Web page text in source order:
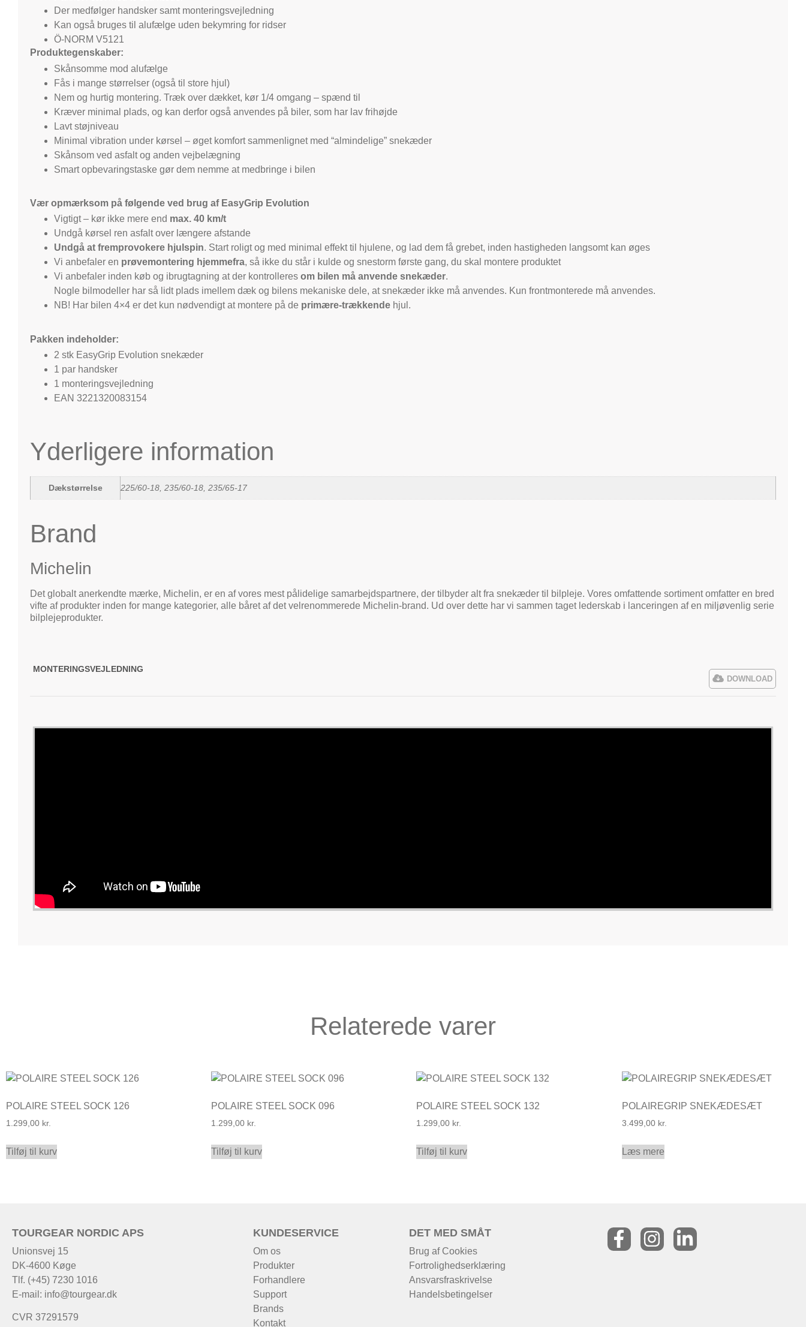
Der medfølger handsker samt monteringsvejledning
Kan også bruges til alufælge uden bekymring for ridser
Ö-NORM V5121
Produktegenskaber:
Skånsomme mod alufælge
Fås i mange størrelser (også til store hjul)
Nem og hurtig montering. Træk over dækket, kør 1/4 omgang – spænd til
Kræver minimal plads, og kan derfor også anvendes på biler, som har lav frihøjde
Lavt støjniveau
Minimal vibration under kørsel – øget komfort sammenlignet med “almindelige” snekæder
Skånsom ved asfalt og anden vejbelægning
Smart opbevaringstaske gør dem nemme at medbringe i bilen
Vær opmærksom på følgende ved brug af EasyGrip Evolution
Vigtigt – kør ikke mere end max. 40 km/t
Undgå kørsel ren asfalt over længere afstande
Undgå at fremprovokere hjulspin. Start roligt og med minimal effekt til hjulene, og lad dem få grebet, inden hastigheden langsomt kan øges
Vi anbefaler en prøvemontering hjemmefra, så ikke du står i kulde og snestorm første gang, du skal montere produktet
Vi anbefaler inden køb og ibrugtagning at der kontrolleres om bilen må anvende snekæder.
Nogle bilmodeller har så lidt plads imellem dæk og bilens mekaniske dele, at snekæder ikke må anvendes. Kun frontmonterede må anvendes.
NB! Har bilen 4×4 er det kun nødvendigt at montere på de primære-trækkende hjul.
Pakken indeholder:
2 stk EasyGrip Evolution snekæder
1 par handsker
1 monteringsvejledning
EAN 3221320083154
Yderligere information
Dækstørrelse 225/60-18, 235/60-18, 235/65-17
Brand
Michelin
Det globalt anerkendte mærke, Michelin, er en af vores mest pålidelige samarbejdspartnere, der tilbyder alt fra snekæder til bilpleje. Vores omfattende sortiment omfatter en bred
vifte af produkter inden for mange kategorier, alle båret af det velrenommerede Michelin-brand. Ud over dette har vi sammen taget lederskab i lanceringen af en miljøvenlig serie
bilplejeprodukter.
MONTERINGSVEJLEDNING
DOWNLOAD
Relaterede varer
POLAIRE STEEL SOCK 126
1.299,00 kr.
Tilføj til kurv
POLAIRE STEEL SOCK 096
1.299,00 kr.
Tilføj til kurv
POLAIRE STEEL SOCK 132
1.299,00 kr.
Tilføj til kurv
POLAIREGRIP SNEKÆDESÆT
3.499,00 kr.
Læs mere
TOURGEAR NORDIC APS
Unionsvej 15
DK-4600 Køge
Tlf. (+45) 7230 1016
E-mail: info@tourgear.dk
CVR 37291579
KUNDESERVICE
Om os
Produkter
Forhandlere
Support
Brands
Kontakt
DET MED SMÅT
Brug af Cookies
Fortrolighedserklæring
Ansvarsfraskrivelse
Handelsbetingelser